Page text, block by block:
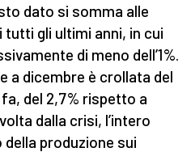
dato si somma alle
gli ultimi anni, in cui
di meno dell’1%.
a dicembre è crollata del
del 2,7% rispetto a
dalla crisi, l’intero
produzione sui